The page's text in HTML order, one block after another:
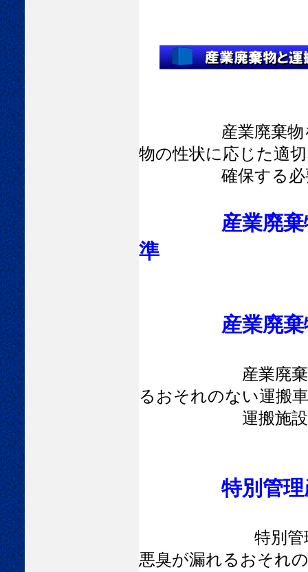
産業廃棄
物の性状に応じた適
確保する必要
産業廃
準
産業廃
産業廃
るおそれのない運搬
運搬施設を有
特別管
特別管理
悪臭が漏れるおそれ